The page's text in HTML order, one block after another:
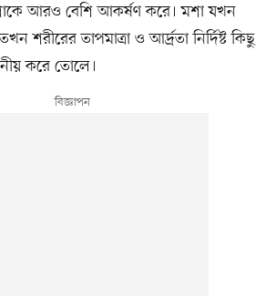
আরও বেশি আকর্ষণ করে। মশা যখন
তাপমাত্রা ও আর্দ্রতা নির্দিষ্ট কিছু
করে তোলে।